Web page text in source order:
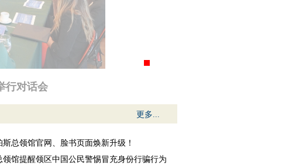
行对话会
更多...
斯总领馆官网、脸书页面焕新升级！
领馆提醒领区中国公民警惕冒充身份行骗行为